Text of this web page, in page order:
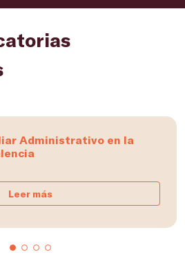
Administrativo en la
Leer más